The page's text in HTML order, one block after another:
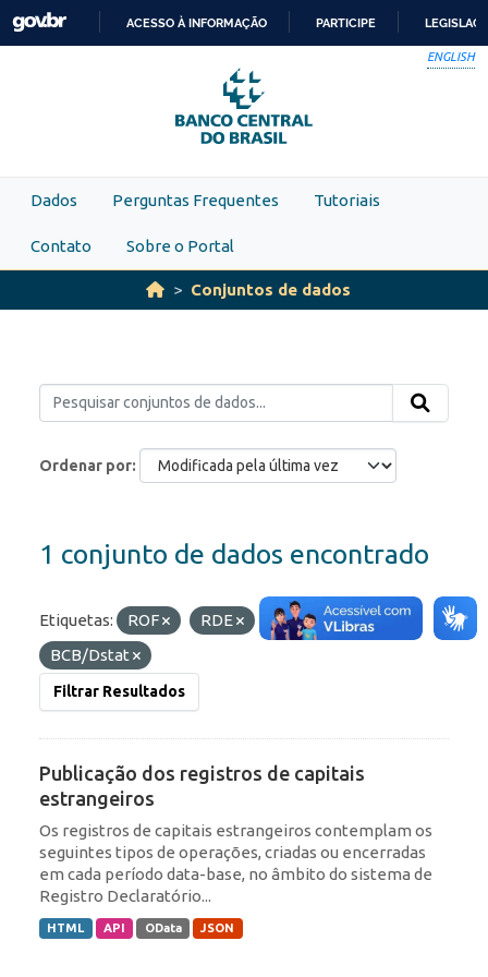
Skip to main content
PARA
O
CONTEÚDO
ACESSO À INFORMAÇÃO PARTICIPE
ENGLISH
Dados Perguntas Frequentes Tutoriais
Contato Sobre o Portal
Conjuntos de dados
Ordenar por
1 conjunto de dados encontrado
Etiquetas: ROF RDE
Organizações:
BCB/Dstat
Filtrar Resultados
Publicação dos registros de capitais
estrangeiros
Os registros de capitais estrangeiros contemplam os
seguintes tipos de operações, criadas ou encerradas
em cada período data-base, no âmbito do sistema de
Registro Declaratório...
HTML API OData JSON